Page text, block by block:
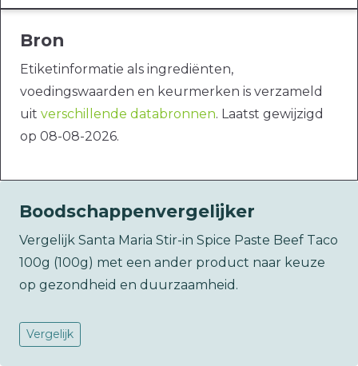
Bron
Etiketinformatie als ingrediënten,
voedingswaarden en keurmerken is verzameld
uit verschillende databronnen. Laatst gewijzigd
op 08-08-2026.
Boodschappenvergelijker
Vergelijk Santa Maria Stir-in Spice Paste Beef Taco
100g (100g) met een ander product naar keuze
op gezondheid en duurzaamheid.
Vergelijk